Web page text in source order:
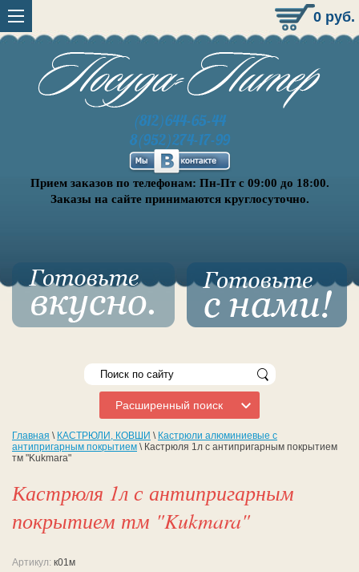
0 руб.
(812)644-65-44
8(952)274-17-99
Прием заказов по телефонам: Пн-Пт с 09:00 до 18:00.
Заказы на сайте принимаются круглосуточно.
Расширенный поиск
Главная \ КАСТРЮЛИ, КОВШИ \ Кастрюли алюминиевые с
антипригарным покрытием \ Кастрюля 1л с антипригарным покрытием
тм "Kukmara"
Кастрюля 1л с антипригарным
покрытием тм "Kukmara"
Артикул: к01м